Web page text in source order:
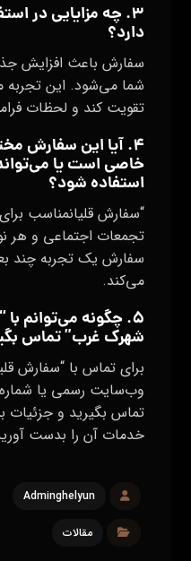
۳. چه مزایایی در
دارد؟
سفارش باعث افزایش
شما می‌شود. این تجربه
تقویت کند و لحظات
۴. آیا این سفارش
خاصی است یا
استفاده شود؟
“سفارش قلیانمناسب
تجمعات اجتماعی و هر
سفارش یک تجربه چند
می‌کند.
۵. چگونه می‌توانم
شهرک غرب” تماس
برای تماس با “سفارش
وب‌سایت رسمی یا
تماس بگیرید و جزئیات
خدمات آن را بدست
Adminghelyun
مقالات